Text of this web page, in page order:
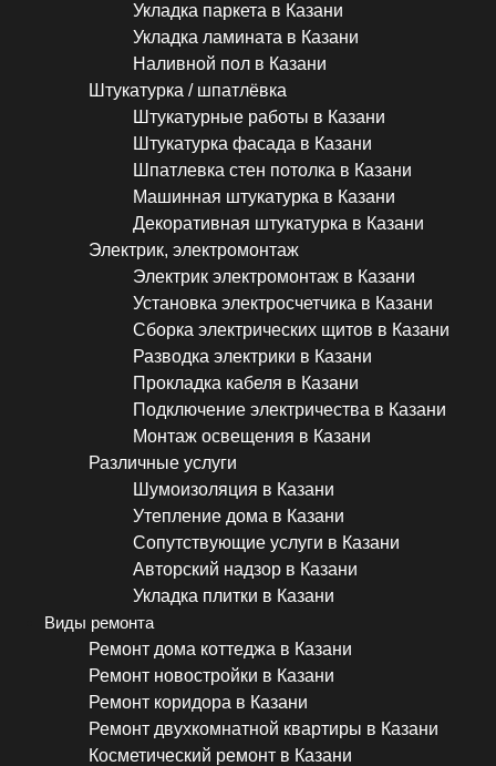
Укладка паркета в Казани
Укладка ламината в Казани
Наливной пол в Казани
Штукатурка / шпатлёвка
Штукатурные работы в Казани
Штукатурка фасада в Казани
Шпатлевка стен потолка в Казани
Машинная штукатурка в Казани
Декоративная штукатурка в Казани
Электрик, электромонтаж
Электрик электромонтаж в Казани
Установка электросчетчика в Казани
Сборка электрических щитов в Казани
Разводка электрики в Казани
Прокладка кабеля в Казани
Подключение электричества в Казани
Монтаж освещения в Казани
Различные услуги
Шумоизоляция в Казани
Утепление дома в Казани
Сопутствующие услуги в Казани
Авторский надзор в Казани
Укладка плитки в Казани
Виды ремонта
Ремонт дома коттеджа в Казани
Ремонт новостройки в Казани
Ремонт коридора в Казани
Ремонт двухкомнатной квартиры в Казани
Косметический ремонт в Казани